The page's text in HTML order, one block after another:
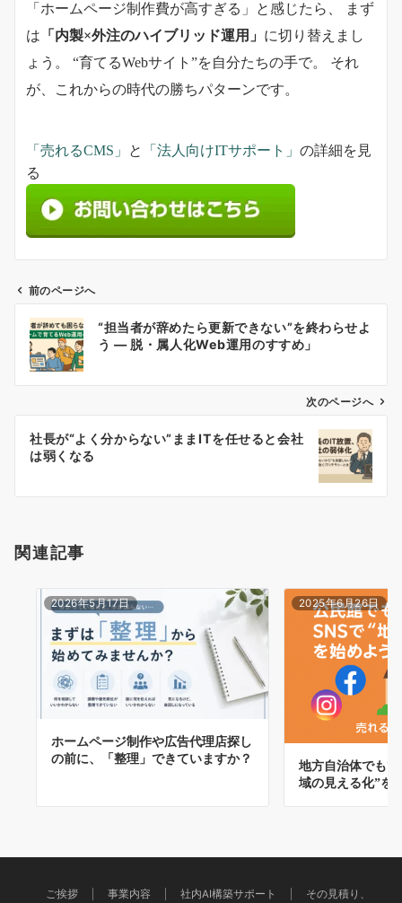
「ホームページ制作費が高すぎる」と感じたら、 まず
は 「内製×外注のハイブリッド運用」 に切り替えまし
ょう。 “育てるWebサイト”を自分たちの手で。 それ
が、これからの時代の勝ちパターンです。
「売れるCMS」 と 「法人向けITサポート」 の詳細を見
る
ン
前のページへ
“担当者が辞めたら更新できない”を終わらせよ
う ― 脱・属人化Web運用のすすめ」
次のページへ
社長が“よく分からない”ままITを任せると会社
は弱くなる
関連記事
2026年5月17日
ホームページ制作や広告代理店探し
の前に、「整理」できていますか？
2025年6月26日
地方自治体でもで
域の見える化”を
ご挨拶 事業内容 社内AI構築サポート その見積り、